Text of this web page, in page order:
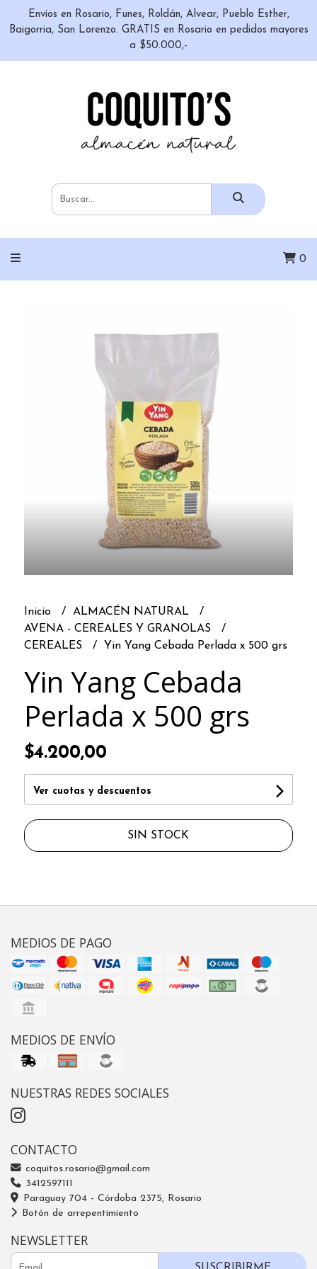
Envíos en Rosario, Funes, Roldán, Alvear, Pueblo Esther,
Baigorria, San Lorenzo. GRATIS en Rosario en pedidos mayores
a $50.000,-
0
Inicio
ALMACÉN NATURAL
AVENA - CEREALES Y GRANOLAS
CEREALES
Yin Yang Cebada Perlada x 500 grs
Yin Yang Cebada
Perlada x 500 grs
$4.200,00
Ver cuotas y descuentos
SIN STOCK
MEDIOS DE PAGO
MEDIOS DE ENVÍO
NUESTRAS REDES SOCIALES
CONTACTO
coquitos.rosario@gmail.com
3412597111
Paraguay 704 - Córdoba 2375, Rosario
Botón de arrepentimiento
NEWSLETTER